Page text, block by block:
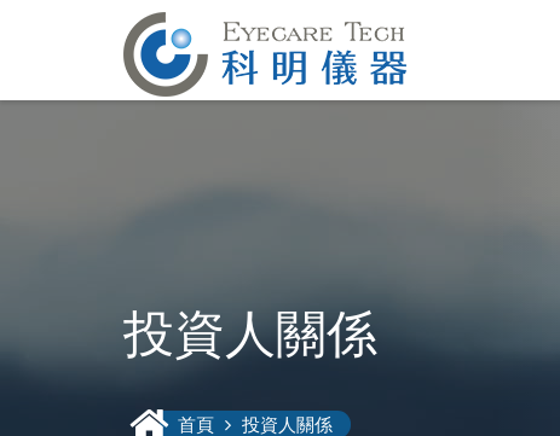
投資人關係
首頁 投資人關係